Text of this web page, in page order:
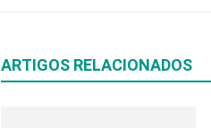
ARTIGOS RELACIONADOS